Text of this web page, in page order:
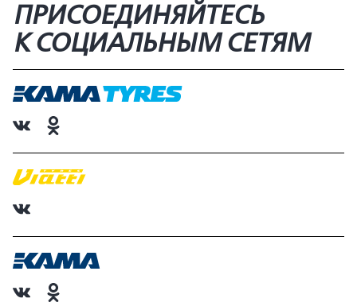
ПРИСОЕДИНЯЙТЕСЬ
К СОЦИАЛЬНЫМ СЕТЯМ